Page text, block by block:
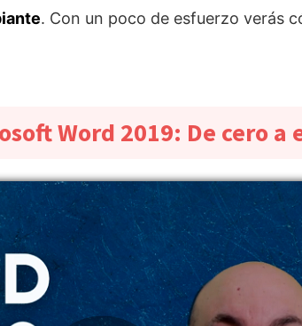
. Con un poco de esfuerzo verás
Word 2019: De cero a